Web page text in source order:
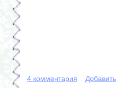
4 комментария